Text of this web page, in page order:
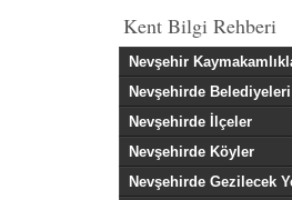
Kent Bilgi Rehberi
Nevşehir
Nevşehirde Belediyeleri
Nevşehirde İlçeler
Nevşehirde Köyler
Nevşehirde Gezilecek